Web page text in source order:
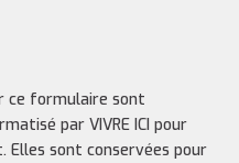
ce formulaire sont
par VIVRE ICI pour
sont conservées pour